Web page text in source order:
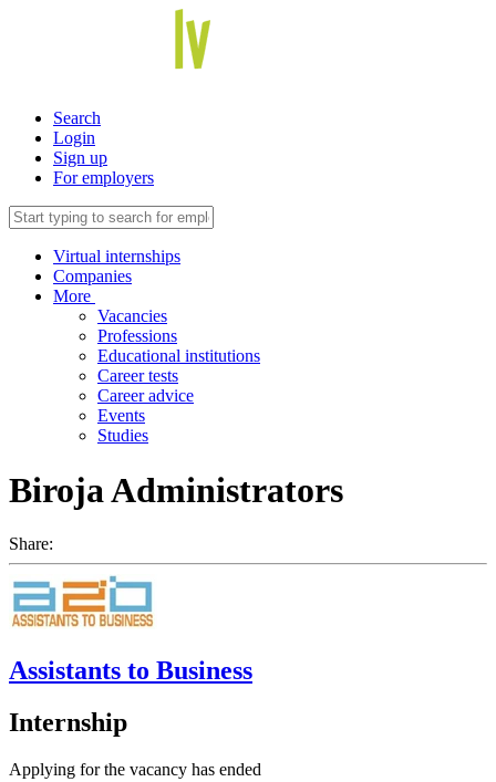
Search
Login
Sign up
For employers
Virtual internships
Companies
More
Vacancies
Professions
Educational institutions
Career tests
Career advice
Events
Studies
Biroja Administrators
Share:
Assistants to Business
Internship
Applying for the vacancy has ended